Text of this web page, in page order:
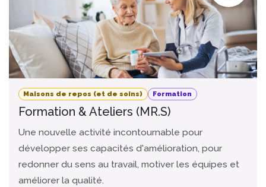
Maisons de repos (et de soins) Formation
Formation & Ateliers (MR.S)
Une nouvelle activité incontournable pour
développer ses capacités d'amélioration, pour
redonner du sens au travail, motiver les équipes et
améliorer la qualité.